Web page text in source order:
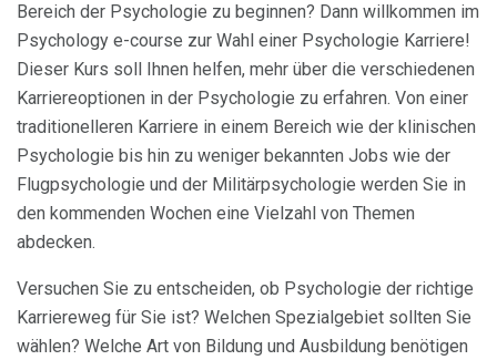
Bereich der Psychologie zu beginnen? Dann willkommen im
Psychology e-course zur Wahl einer Psychologie Karriere!
Dieser Kurs soll Ihnen helfen, mehr über die verschiedenen
Karriereoptionen in der Psychologie zu erfahren. Von einer
traditionelleren Karriere in einem Bereich wie der klinischen
Psychologie bis hin zu weniger bekannten Jobs wie der
Flugpsychologie und der Militärpsychologie werden Sie in
den kommenden Wochen eine Vielzahl von Themen
abdecken.
Versuchen Sie zu entscheiden, ob Psychologie der richtige
Karriereweg für Sie ist? Welchen Spezialgebiet sollten Sie
wählen? Welche Art von Bildung und Ausbildung benötigen